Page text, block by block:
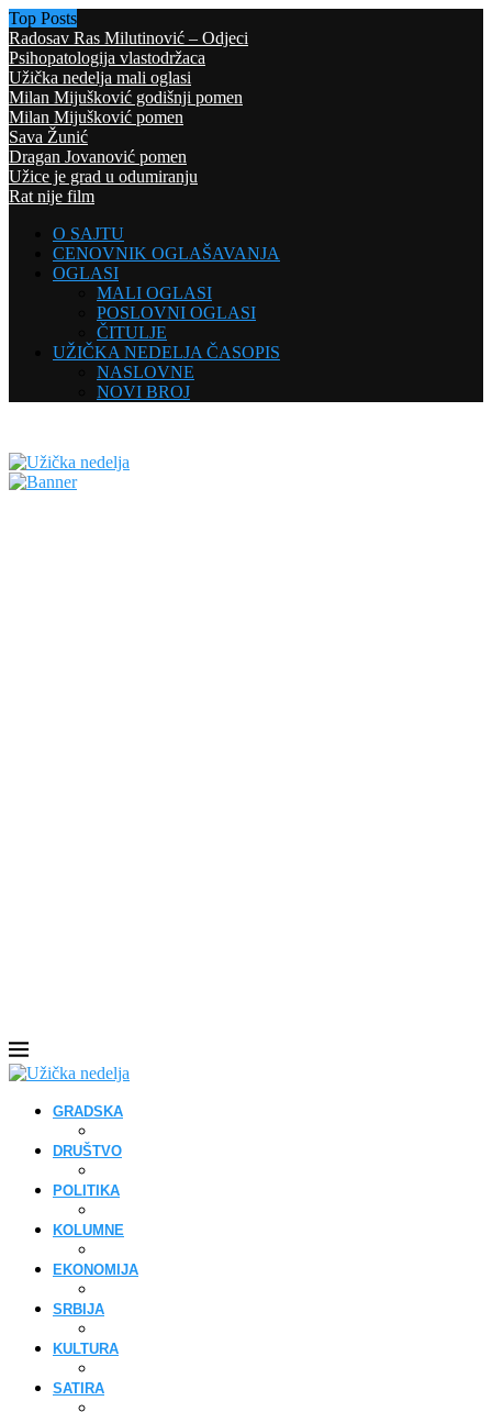
Top Posts
Radosav Ras Milutinović – Odjeci
Psihopatologija vlastodržaca
Užička nedelja mali oglasi
Milan Mijušković godišnji pomen
Milan Mijušković pomen
Sava Žunić
Dragan Jovanović pomen
Užice je grad u odumiranju
Rat nije film
O SAJTU
CENOVNIK OGLAŠAVANJA
OGLASI
MALI OGLASI
POSLOVNI OGLASI
ČITULJE
UŽIČKA NEDELJA ČASOPIS
NASLOVNE
NOVI BROJ
GRADSKA
DRUŠTVO
POLITIKA
KOLUMNE
EKONOMIJA
SRBIJA
KULTURA
SATIRA